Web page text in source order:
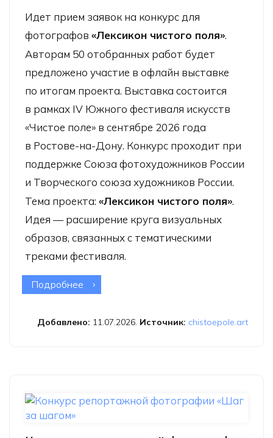
Идет прием заявок на конкурс для
фотографов «Лексикон чистого поля».
Авторам 50 отобранных работ будет
предложено участие в офлайн выставке
по итогам проекта. Выставка состоится
в рамках IV Южного фестиваля искусств
«Чистое поле» в сентябре 2026 года
в Ростове-на-Дону. Конкурс проходит при
поддержке Союза фотохудожников России
и Творческого союза художников России.
Тема проекта: «Лексикон чистого поля».
Идея — расширение круга визуальных
образов, связанных с тематическими
треками фестиваля.
Подробнее о Конкурс для фотографов
Добавлено: 11.07.2026. Источник: chistoepole.art